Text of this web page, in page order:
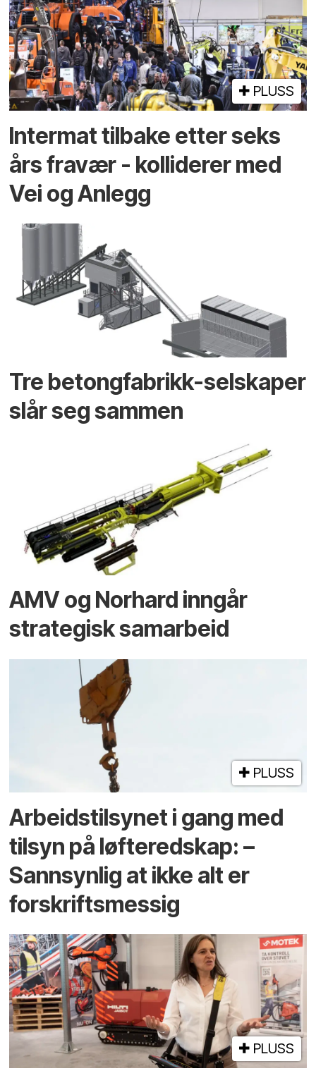
PLUSS
Intermat tilbake etter seks
års fravær - kolliderer med
Vei og Anlegg
Tre betongfabrikk-selskaper
slår seg sammen
AMV og Norhard inngår
strategisk samarbeid
PLUSS
Arbeidstilsynet i gang med
tilsyn på løfteredskap: –
Sannsynlig at ikke alt er
forskriftsmessig
PLUSS